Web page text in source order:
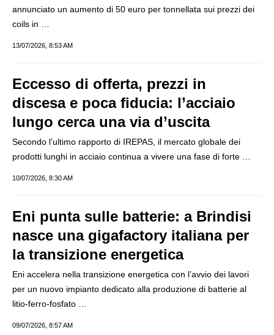
annunciato un aumento di 50 euro per tonnellata sui prezzi dei
coils in …
13/07/2026, 8:53 AM
Eccesso di offerta, prezzi in
discesa e poca fiducia: l’acciaio
lungo cerca una via d’uscita
Secondo l’ultimo rapporto di IREPAS, il mercato globale dei
prodotti lunghi in acciaio continua a vivere una fase di forte …
10/07/2026, 8:30 AM
Eni punta sulle batterie: a Brindisi
nasce una gigafactory italiana per
la transizione energetica
Eni accelera nella transizione energetica con l’avvio dei lavori
per un nuovo impianto dedicato alla produzione di batterie al
litio-ferro-fosfato …
09/07/2026, 8:57 AM